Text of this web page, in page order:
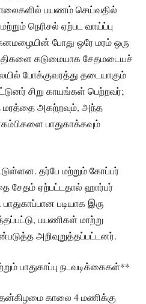
பயணம் செய்வதில்
நெரிசல் ஏற்பட வாய்ப்பு
போது ஒரே மரம் ஒரு
கடுமையாக சேதமடையச்
போக்குவரத்து தடையாகும்
சிறு காயங்கள் பெற்றவர்;
மரத்தை அகற்றவும், அந்த
பாதுகாக்கவும்
தர்பே மற்றும் கோப்பர்
சேதம் ஏற்பட்டதால் ஹார்பர்
படியாக இரு
பயணிகள் மாற்று
அறிவுறுத்தப்பட்டனர்.
பாதுகாப்பு நடவடிக்கைகள்**
காலை 4 மணிக்கு